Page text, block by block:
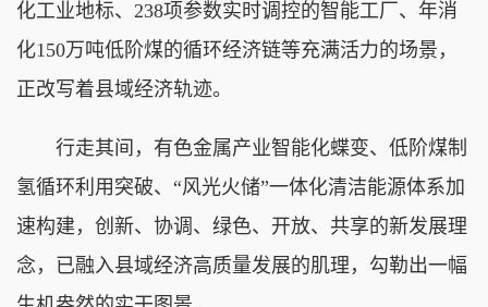
化工业地标、238项参数实时调控的智能工厂、年消
化150万吨低阶煤的循环经济链等充满活力的场景，
正改写着县域经济轨迹。
行走其间，有色金属产业智能化蝶变、低阶煤制
氢循环利用突破、“风光火储”一体化清洁能源体系加
速构建，创新、协调、绿色、开放、共享的新发展理
念，已融入县域经济高质量发展的肌理，勾勒出一幅